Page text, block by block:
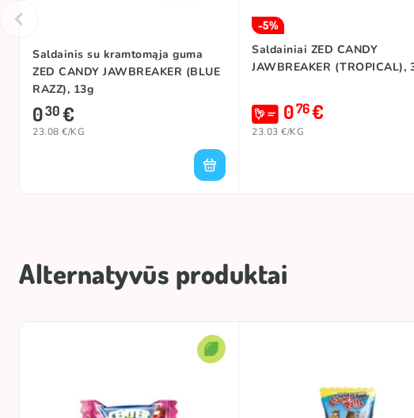
Saldainis su kramtomąja guma
ZED CANDY JAWBREAKER (BLUE
RAZZ), 13g
030€
23.08 €/KG
-5%
Saldainiai ZED CANDY
JAWBREAKER (TROPICAL),
076€
23.03 €/KG
Alternatyvūs produktai